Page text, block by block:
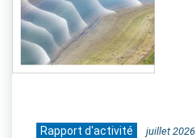
Rapport d'activité juillet 2026